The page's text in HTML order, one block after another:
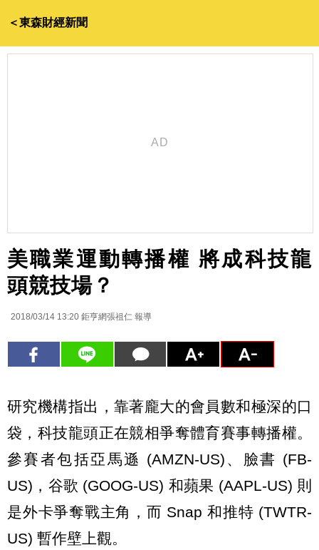
＜東森財經新聞
美職業運動轉播權 將成科技龍
頭競技場？
2018/03/14 13:20 鉅亨網張祖仁 報導
研究機構指出，靠著龐大的會員數和極深的口
袋，科技龍頭正在競相爭奪體育賽事轉播權。
參賽者包括亞馬遜 (AMZN-US)、臉書 (FB-
US)，谷歌 (GOOG-US) 和蘋果 (AAPL-US) 則
是外卡爭奪戰主角，而 Snap 和推特 (TWTR-
US) 暫作壁上觀。